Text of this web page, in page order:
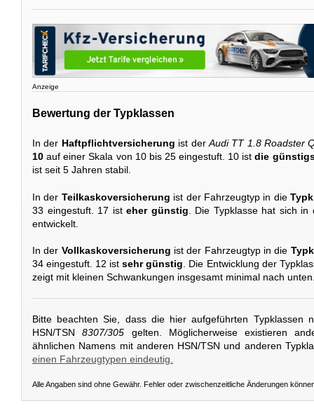
Anzeige
Bewertung der Typklassen
In der Haftpflichtversicherung ist der Audi TT 1.8 Roadster
10 auf einer Skala von 10 bis 25 eingestuft. 10 istdie
ist seit 5 Jahren stabil.
In der Teilkaskoversicherung ist der Fahrzeugtyp in die
33 eingestuft. 17 ist eher günstig . Die Typklasse hat sich
entwickelt.
In der Vollkaskoversicherung ist der Fahrzeugtyp in die
34 eingestuft. 12 istsehr günstig. Die Entwicklung der
zeigt mit kleinen Schwankungen insgesamt minimal nach
Bitte beachten Sie, dass die hier aufgeführten Typklassen
HSN/TSN8307/305 gelten. Möglicherweise existieren
ähnlichen Namens mit anderen HSN/TSN und anderen
einen Fahrzeugtypen eindeutig.
Alle Angaben sind ohne Gewähr. Fehler oder zwischenzeitliche Änderungen